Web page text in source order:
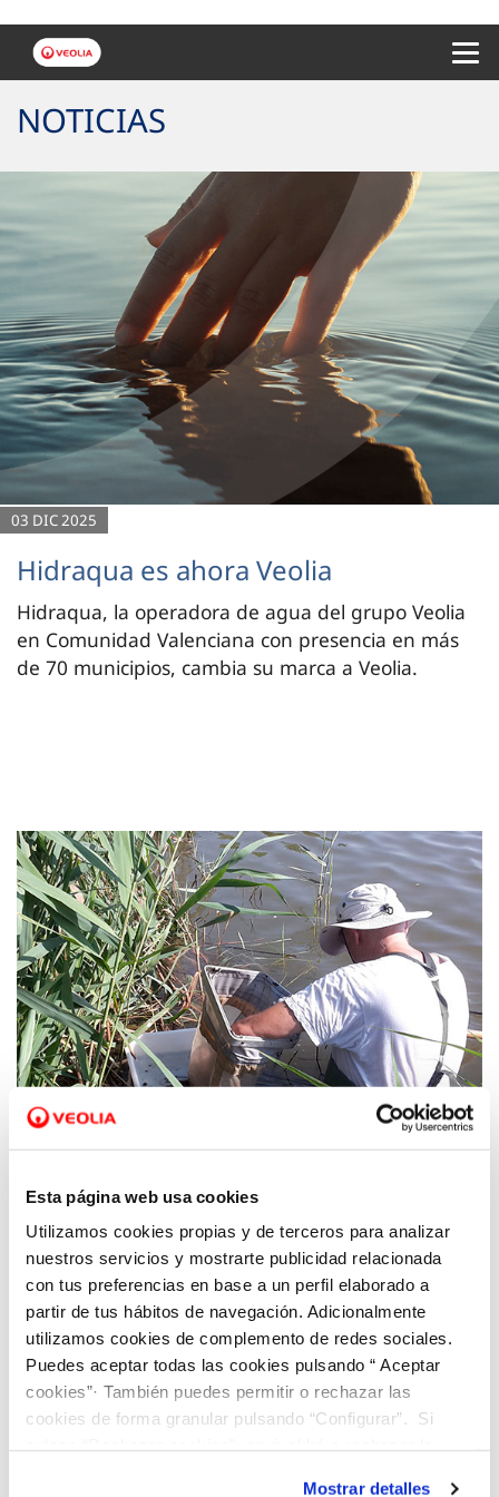
Esta página web usa cookies
Utilizamos cookies propias y de terceros para analizar
nuestros servicios y mostrarte publicidad relacionada
con tus preferencias en base a un perfil elaborado a
partir de tus hábitos de navegación. Adicionalmente
utilizamos cookies de complemento de redes sociales.
Puedes aceptar todas las cookies pulsando “ Aceptar
cookies”· También puedes permitir o rechazar las
cookies de forma granular pulsando “Configurar”. Si
Mostrar detalles
NOTICIAS
03 DIC 2025
Hidraqua es ahora Veolia
Hidraqua, la operadora de agua del grupo Veolia
en Comunidad Valenciana con presencia en más
de 70 municipios, cambia su marca a Veolia.
13 OCT 2020
biológicos acuáticos indicadores de la
calidad del agua en los humedales del
Tancat de l'Illa y Tancat de Milia